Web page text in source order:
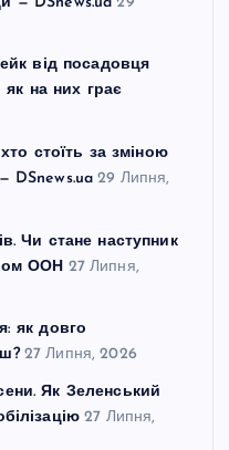
від посадовця
як на них грає
стоїть за зміною
DSnews.ua 29 Липня,
Чи стане наступник
ООН 27 Липня,
як довго
27 Липня, 2026
Як Зеленський
27 Липня,